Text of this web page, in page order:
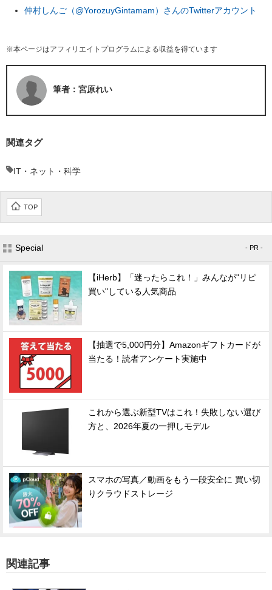
仲村しんご（@YorozuyGintamam）さんのTwitterアカウント
※本ページはアフィリエイトプログラムによる収益を得ています
筆者：宮原れい
関連タグ
IT・ネット・科学
TOP
Special - PR -
【iHerb】「迷ったらこれ！」みんなが"リピ
買い"している人気商品
【抽選で5,000円分】Amazonギフトカードが
当たる！読者アンケート実施中
これから選ぶ新型TVはこれ！失敗しない選び
方と、2026年夏の一押しモデル
スマホの写真／動画をもう一段安全に 買い切
りクラウドストレージ
関連記事